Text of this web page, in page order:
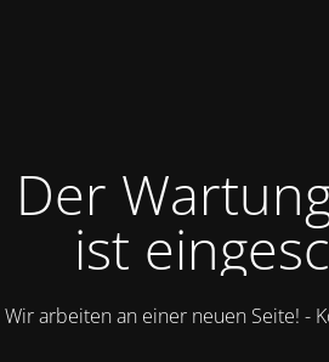
Der
ist
Wir arbeiten an einer neuen Seite! -